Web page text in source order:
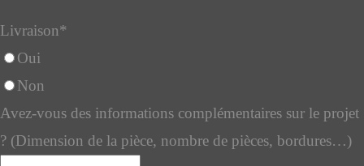
Livraison*
Oui
Non
Avez-vous des informations complémentaires sur le projet
? (Dimension de la pièce, nombre de pièces, bordures…)